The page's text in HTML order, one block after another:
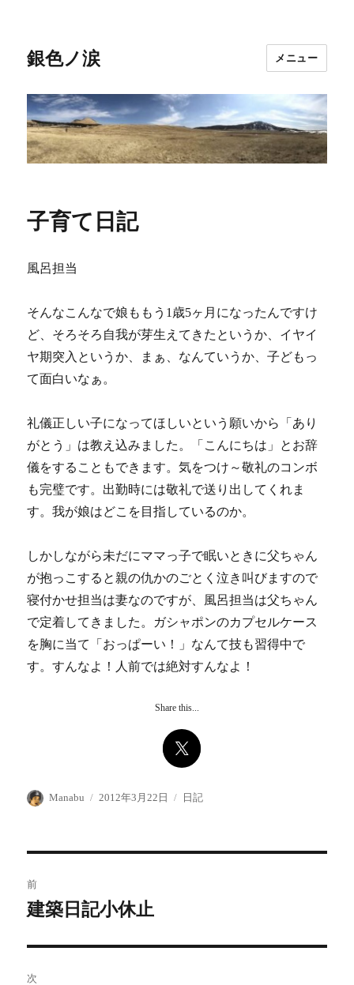
銀色ノ涙 メニュー
子育て日記
風呂担当
そんなこんなで娘ももう1歳5ヶ月になったんですけ
ど、そろそろ自我が芽生えてきたというか、イヤイ
ヤ期突入というか、まぁ、なんていうか、子どもっ
て面白いなぁ。
礼儀正しい子になってほしいという願いから「あり
がとう」は教え込みました。「こんにちは」とお辞
儀をすることもできます。気をつけ～敬礼のコンボ
も完璧です。出勤時には敬礼で送り出してくれま
す。我が娘はどこを目指しているのか。
しかしながら未だにママっ子で眠いときに父ちゃん
が抱っこすると親の仇かのごとく泣き叫びますので
寝付かせ担当は妻なのですが、風呂担当は父ちゃん
で定着してきました。ガシャポンのカプセルケース
を胸に当て「おっぱーい！」なんて技も習得中で
す。すんなよ！人前では絶対すんなよ！
Share this...
投
Manabu
投
2012年3月22日
カ
日記
稿
ビ
前
前
投
稿:
建築日記小休止
次